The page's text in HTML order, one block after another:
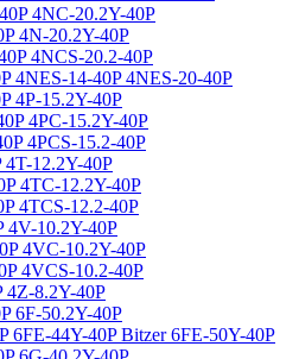
4NC-20.2Y-40P
4N-20.2Y-40P
4NCS-20.2-40P
4NES-14-40P 4NES-20-40P
4P-15.2Y-40P
4PC-15.2Y-40P
4PCS-15.2-40P
4T-12.2Y-40P
4TC-12.2Y-40P
4TCS-12.2-40P
4V-10.2Y-40P
4VC-10.2Y-40P
4VCS-10.2-40P
4Z-8.2Y-40P
6F-50.2Y-40P
6FE-44Y-40P Bitzer 6FE-50Y-40P